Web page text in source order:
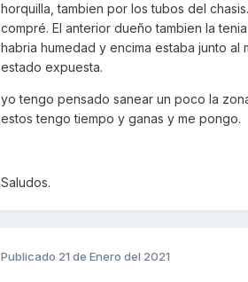
horquilla, tambien por los tubos del
compré. El anterior dueño tambien la
habria humedad y encima estaba junto
estado expuesta.
yo tengo pensado sanear un poco la
estos tengo tiempo y ganas y me pongo.
Saludos.
Publicado 21 de Enero del 2021